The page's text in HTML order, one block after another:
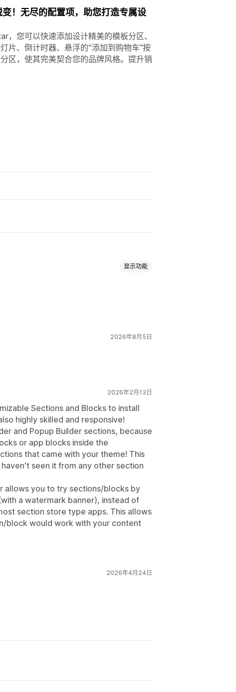
！无尽的配置项，助您打造专属设
您可以快速添加设计精美的模板分区、
片、倒计时器、悬浮的“添加到购物车”按
区，使其完美契合您的品牌风格。提升销
显示功能
2026年8月5日
2026年2月13日
Sections and Blocks to install
highly skilled and responsive!
and Popup Builder sections, because
or app blocks inside the
that came with your theme! This
seen it from any other section
allows you to try sections/blocks by
a watermark banner), instead of
section store type apps. This allows
block would work with your content
2026年4月24日